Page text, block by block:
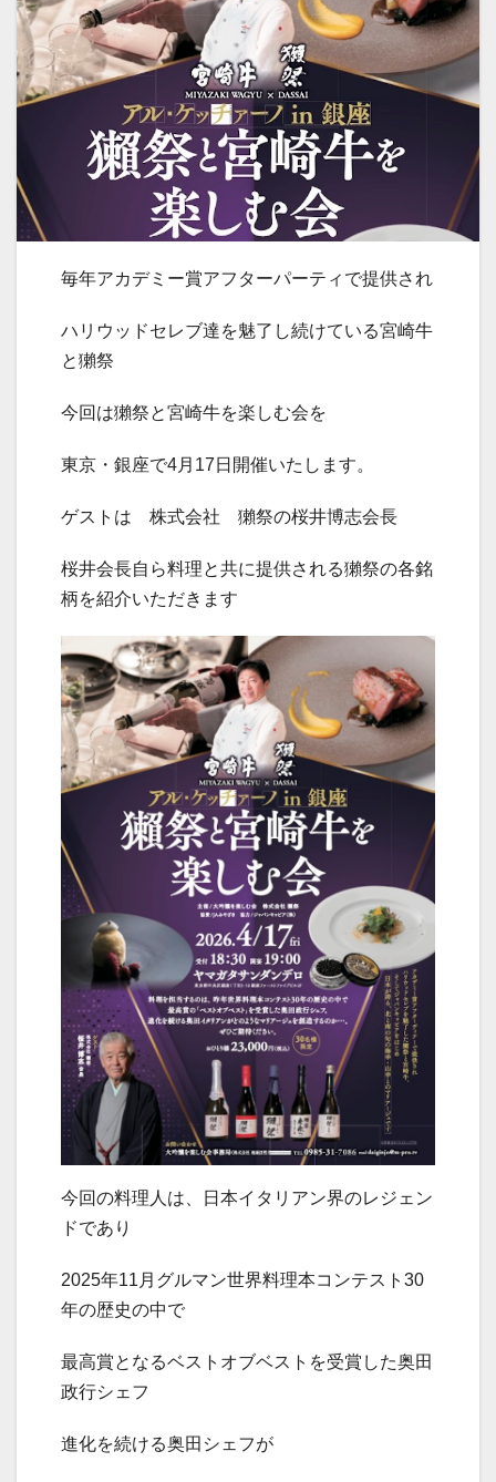
毎年アカデミー賞アフターパーティで提供され
ハリウッドセレブ達を魅了し続けている宮崎牛
と獺祭
今回は獺祭と宮崎牛を楽しむ会を
東京・銀座で4月17日開催いたします。
ゲストは 株式会社 獺祭の桜井博志会長
桜井会長自ら料理と共に提供される獺祭の各銘
柄を紹介いただきます
今回の料理人は、日本イタリアン界のレジェン
ドであり
2025年11月グルマン世界料理本コンテスト30
年の歴史の中で
最高賞となるベストオブベストを受賞した奥田
政行シェフ
進化を続ける奥田シェフが